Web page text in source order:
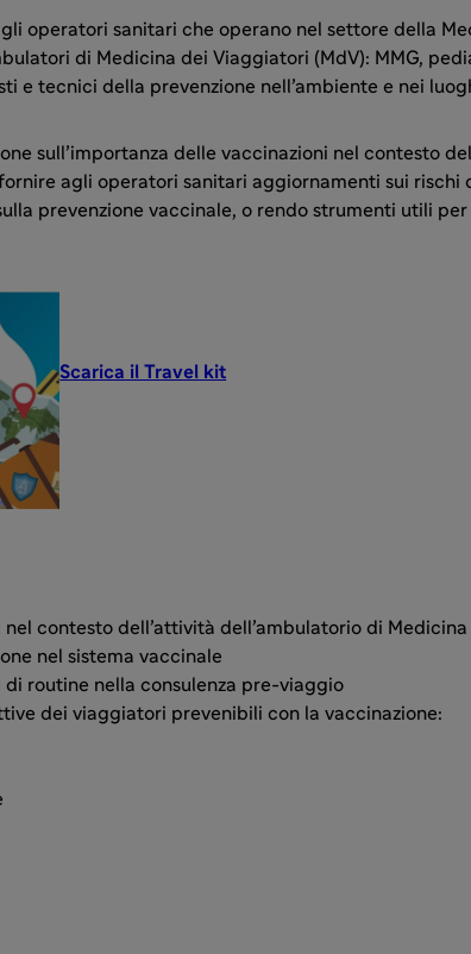
operatori sanitari che operano nel settore della
di Medicina dei Viaggiatori (MdV): MMG,
e tecnici della prevenzione nell’ambiente e nei
sull’importanza delle vaccinazioni nel contesto
agli operatori sanitari aggiornamenti sui rischi
prevenzione vaccinale, o rendo strumenti utili per
Scarica il Travel kit
contesto dell’attività dell’ambulatorio di
nel sistema vaccinale
routine nella consulenza pre-viaggio
dei viaggiatori prevenibili con la vaccinazione: